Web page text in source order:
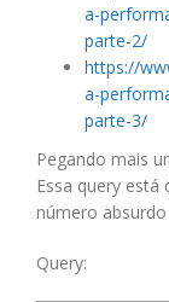
a-
parte-2/
https://
a-
parte-3/
Pegando mais
Essa query está
número
Query: